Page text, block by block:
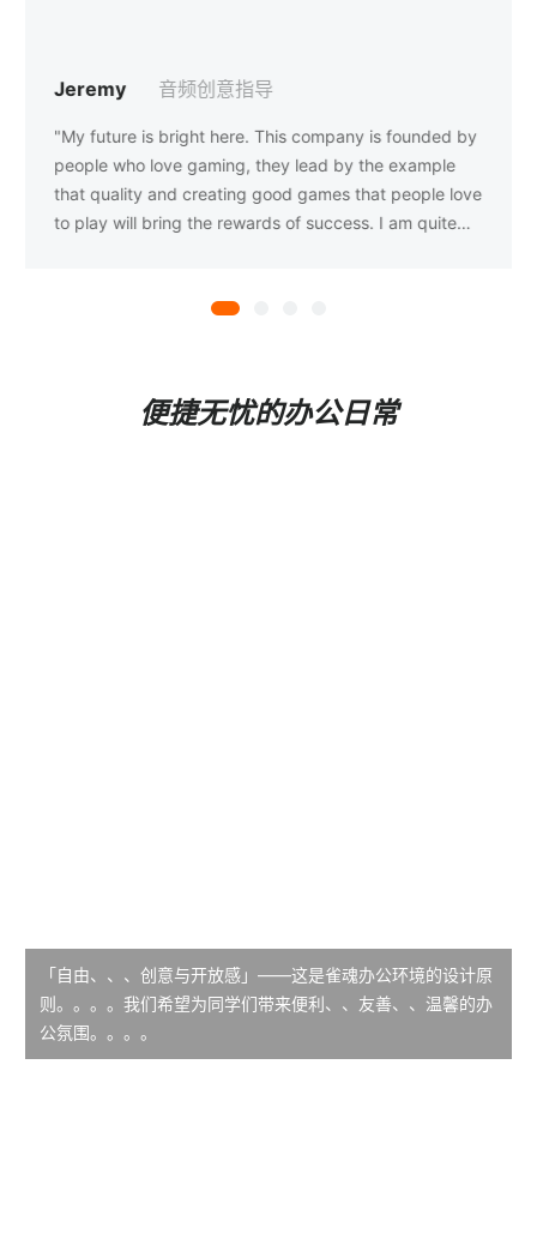
王飞 VP
“在雀魂，，，运营是一份创作的工作，，，我们和研发的
伙伴一起，，从立项到上线运营，，，，紧密合
作一起创作游戏作品。。。。在雀魂，，，，运营
也是一个守护者，，我们守护着每一份梦想，，让它茁壮
便捷无忧的办公日常
「自由、、、创意与开放感」——这是雀魂办公环境的设计原
则。。。。我们希望为同学们带来便利、、友善、、温馨的办
公氛围。。。。